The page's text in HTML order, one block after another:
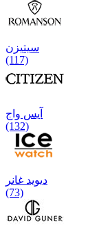
سیتیزن
(117)
آیس واج
(132)
دیوید غانر
(73)